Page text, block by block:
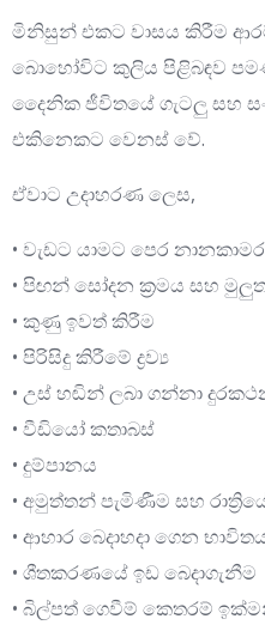
මිනිසුන් එකට වාසය කිරීම
බොහෝවිට කුලිය පිළිබඳව
දෛනික ජීවිතයේ ගැටලු සහ
එකිනෙකට වෙනස් වේ.
ඒවාට උදාහරණ ලෙස,
• වැඩට යාමට පෙර
• පිඟන් සෝදන ක්‍රමය සහ
• කුණු ඉවත් කිරීම
• පිරිසිදු කිරීමේ ද්‍රව්‍ය
• උස් හඬින් ලබා ගන්නා
• වීඩියෝ කතාබස්
• දුම්පානය
• අමුත්තන් පැමිණීම සහ
• ආහාර බෙදාහදා ගෙන
• ශීතකරණයේ ඉඩ බෙදාගැනීම
• බිල්පත් ගෙවීම් කෙතරම්